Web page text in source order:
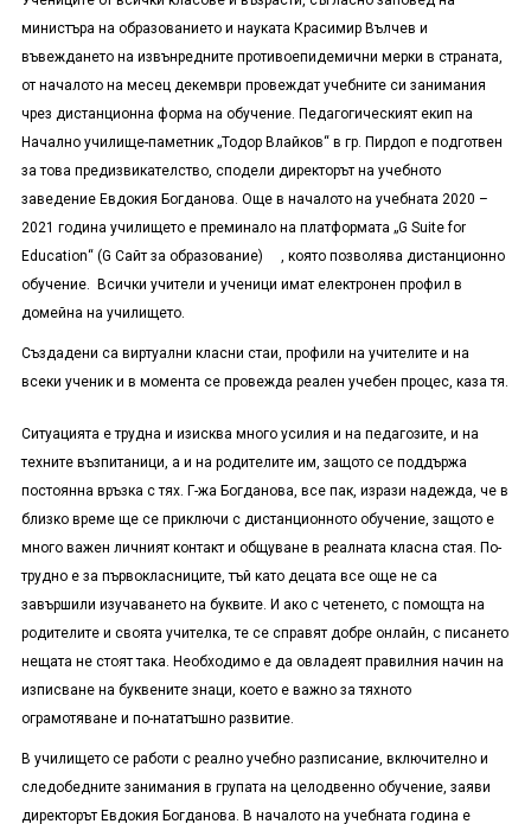
министъра на образованието и науката Красимир Вълчев и
въвеждането на извънредните противоепидемични мерки в страната,
от началото на месец декември провеждат учебните си занимания
чрез дистанционна форма на обучение. Педагогическият екип на
Начално училище-паметник „Тодор Влайков“ в гр. Пирдоп е подготвен
за това предизвикателство, сподели директорът на учебното
заведение Евдокия Богданова. Още в началото на учебната 2020 –
2021 година училището е преминало на платформата „G Suite for
Education“ (G Сайт за образование) , която позволява дистанционно
обучение. Всички учители и ученици имат електронен профил в
домейна на училището.
Създадени са виртуални класни стаи, профили на учителите и на
всеки ученик и в момента се провежда реален учебен процес, каза тя.
Ситуацията е трудна и изисква много усилия и на педагозите, и на
техните възпитаници, а и на родителите им, защото се поддържа
постоянна връзка с тях. Г-жа Богданова, все пак, изрази надежда, че в
близко време ще се приключи с дистанционното обучение, защото е
много важен личният контакт и общуване в реалната класна стая. По-
трудно е за първокласниците, тъй като децата все още не са
завършили изучаването на буквите. И ако с четенето, с помощта на
родителите и своята учителка, те се справят добре онлайн, с писането
нещата не стоят така. Необходимо е да овладеят правилния начин на
изписване на буквените знаци, което е важно за тяхното
ограмотяване и по-нататъшно развитие.
В училището се работи с реално учебно разписание, включително и
следобедните занимания в групата на целодвенно обучение, заяви
директорът Евдокия Богданова. В началото на учебната година е